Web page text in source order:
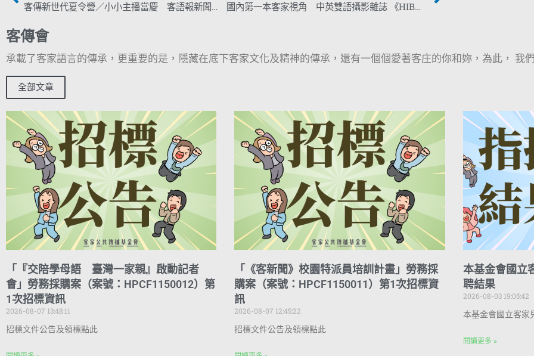
客傳新世代夏令營／小小主播當慶 客語報新聞、做節目毋使驚 國內第一本客家視角 中英雙語攝影雜誌 《HIB翕相》創刊號將發行
客傳會
承載了客家語言的傳承，更重要的是，隱藏在底下客家文化及精神的傳承，還有一個個愛著客庄的你和妳，為此， 我
全部文章
「『交陪學母語 臺灣一家親』啟動記者
會」勞務採購案（案號：HPCF1150012）第
1次招標資訊
2026-08-07 13:48:11
招標文件公告及領標點此
「《客新聞》校園特派員培訓計畫」勞務採
購案（案號：HPCF1150011）第1次招標資
訊
2026-08-07 12:45:22
招標文件公告及領標點此
本基金會國立
聘結果
2026-08-03 19:05:42
本基金會國立客家
閱讀更多 »